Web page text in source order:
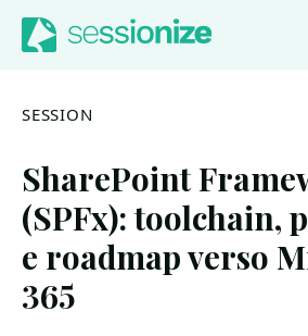
Jump to navigation
Jump to content
SESSION
SharePoint
(SPFx): toolchain,
e roadmap verso
365